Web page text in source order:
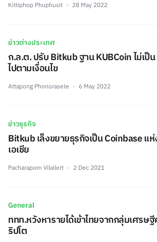
Kittiphop Phuphusit 28 May 2022
ข่าวต่างประเทศ
ก.ล.ต. ปรับ Bitkub ฐาน KUBCoin ไม่เป็น
ไปตามเงื่อนไข
Attapong Phonorasete 6 May 2022
ข่าวธุรกิจ
Bitkub เล็งขยายธุรกิจเป็น Coinbase แห่
เอเชีย
Pacharaporn Vilailert 2 Dec 2021
General
ททท.หวังหารายได้เข้าไทยจากกลุ่มเศรษ
ริปโต